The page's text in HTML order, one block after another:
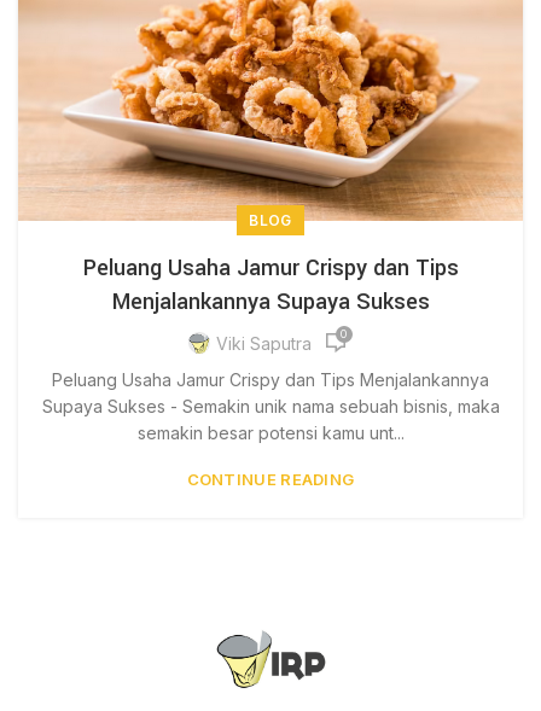
BLOG
Peluang Usaha Jamur Crispy dan Tips
Menjalankannya Supaya Sukses
Viki Saputra 0
Peluang Usaha Jamur Crispy dan Tips Menjalankannya
Supaya Sukses - Semakin unik nama sebuah bisnis, maka
semakin besar potensi kamu unt...
CONTINUE READING